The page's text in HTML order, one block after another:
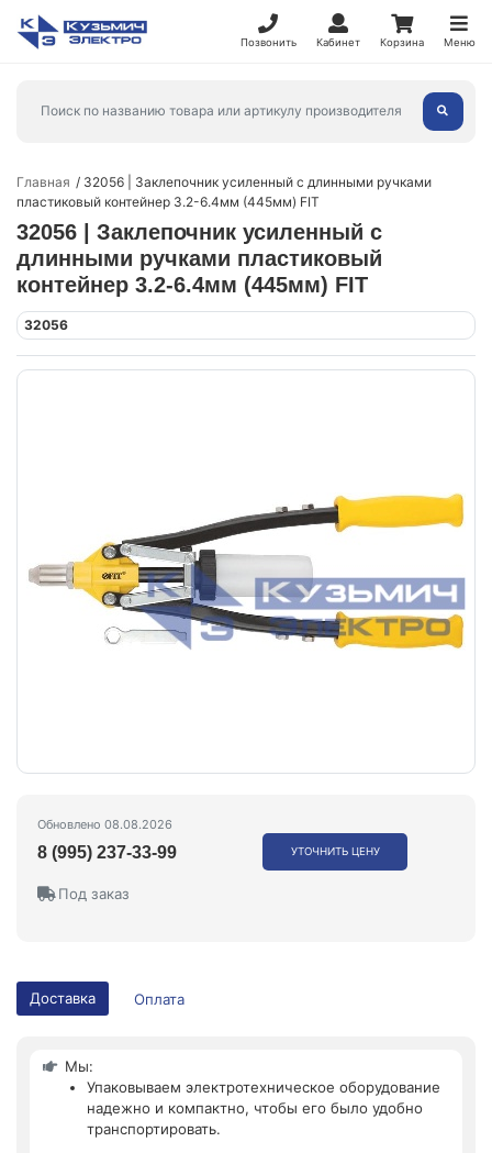
Позвонить Кабинет Корзина Меню
Главная
32056 | Заклепочник усиленный с длинными ручками
пластиковый контейнер 3.2-6.4мм (445мм) FIT
32056 | Заклепочник усиленный с
длинными ручками пластиковый
контейнер 3.2-6.4мм (445мм) FIT
32056
Обновлено 08.08.2026
8 (995) 237-33-99 УТОЧНИТЬ ЦЕНУ
Под заказ
Доставка Оплата
Мы:
Упаковываем электротехническое оборудование
надежно и компактно, чтобы его было удобно
транспортировать.